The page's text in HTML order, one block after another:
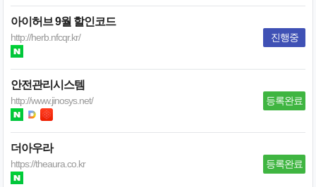
아이허브 9월 할인코드
http://herb.nfcqr.kr/ 진행중
안전관리시스템
http://www.jinosys.net/ 등록완료
더아우라
https://theaura.co.kr 등록완료